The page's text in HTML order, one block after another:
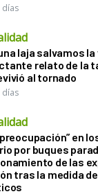
días
laja salvamos la
relato de la
al tornado
días
en
por buques
de las
tras la medida